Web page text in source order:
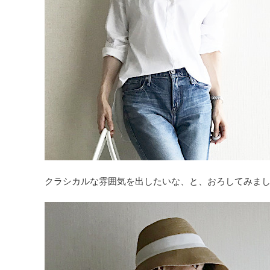
クラシカルな雰囲気を出したいな、と、おろしてみま